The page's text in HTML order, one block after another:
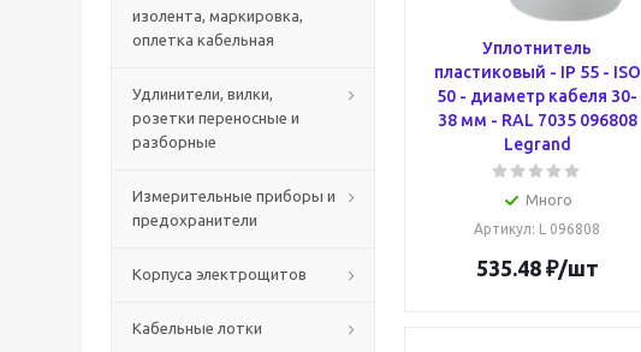
изолента, маркировка,
оплетка кабельная
Удлинители, вилки,
розетки переносные и
разборные
Измерительные приборы и
предохранители
Корпуса электрощитов
Кабельные лотки
Уплотнитель
пластиковый - IP 55 - ISO
50 - диаметр кабеля 30-
38 мм - RAL 7035 096808
Legrand
Много
Артикул: L 096808
535.48₽/шт